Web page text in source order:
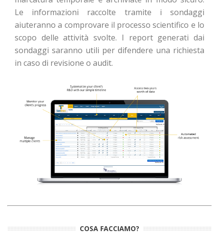
Le informazioni raccolte tramite i sondaggi
aiuteranno a comprovare il processo scientifico e lo
scopo delle attività svolte. I report generati dai
sondaggi saranno utili per difendere una richiesta
in caso di revisione o audit.
COSA FACCIAMO?